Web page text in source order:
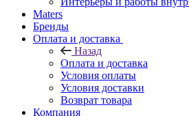
Maters
Бренды
Оплата и доставка
Назад
Оплата и доставка
Условия оплаты
Условия доставки
Возврат товара
Компания